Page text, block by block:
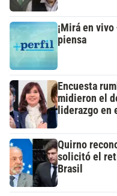
¡Mirá en
piensa
Encuesta
midieron el
liderazgo en
Quirno
solicitó el
Brasil